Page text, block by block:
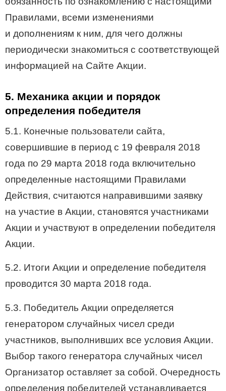
Правилами, всеми изменениями
и дополнениям к ним, для чего должны
периодически знакомиться с соответствующей
информацией на Сайте Акции.
5. Механика акции и порядок
определения победителя
5.1. Конечные пользователи сайта,
совершившие в период с 19 февраля 2018
года по 29 марта 2018 года включительно
определенные настоящими Правилами
Действия, считаются направившими заявку
на участие в Акции, становятся участниками
Акции и участвуют в определении победителя
Акции.
5.2. Итоги Акции и определение победителя
проводится 30 марта 2018 года.
5.3. Победитель Акции определяется
генератором случайных чисел среди
участников, выполнивших все условия Акции.
Выбор такого генератора случайных чисел
Организатор оставляет за собой. Очередность
определения победителей устанавливается